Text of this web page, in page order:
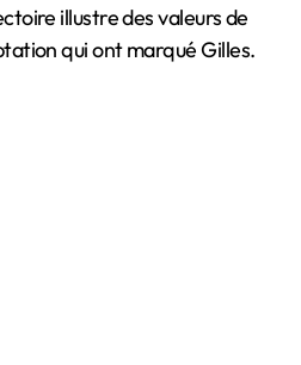
illustre des valeurs de
qui ont marqué Gilles.